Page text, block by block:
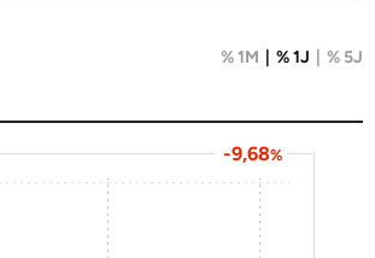
% 1M % 1J % 5J
-9,68%